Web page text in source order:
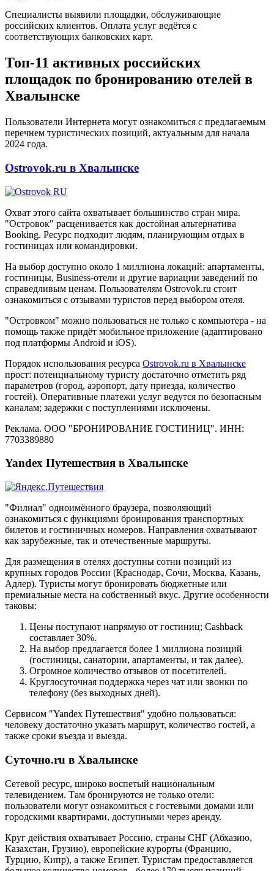
Специалисты выявили площадки, обслуживающие
российских клиентов. Оплата услуг ведётся с
соответствующих банковских карт.
Топ-11 активных российских
площадок по бронированию отелей в
Хвалынске
Пользователи Интернета могут ознакомиться с предлагаемым
перечнем туристических позиций, актуальным для начала
2024 года.
Ostrovok.ru в Хвалынске
Охват этого сайта охватывает большинство стран мира.
"Островок" расценивается как достойная альтернатива
Booking. Ресурс подходит людям, планирующим отдых в
гостиницах или командировки.
На выбор доступно около 1 миллиона локаций: апартаменты,
гостиницы, Business-отели и другие вариации заведений по
справедливым ценам. Пользователям Ostrovok.ru стоит
ознакомиться с отзывами туристов перед выбором отеля.
"Островком" можно пользоваться не только с компьютера - на
помощь также придёт мобильное приложение (адаптировано
под платформы Android и iOS).
Порядок использования ресурса Ostrovok.ru в Хвалынске
прост: потенциальному туристу достаточно отметить ряд
параметров (город, аэропорт, дату приезда, количество
гостей). Оперативные платежи услуг ведутся по безопасным
каналам; задержки с поступлениями исключены.
Реклама. ООО "БРОНИРОВАНИЕ ГОСТИНИЦ". ИНН:
7703389880
Yandex Путешествия в Хвалынске
"Филиал" одноимённого браузера, позволяющий
ознакомиться с функциями бронирования транспортных
билетов и гостиничных номеров. Направления охватывают
как зарубежные, так и отечественные маршруты.
Для размещения в отелях доступны сотни позиций из
крупных городов России (Краснодар, Сочи, Москва, Казань,
Адлер). Туристы могут бронировать бюджетные или
премиальные места на собственный вкус. Другие особенности
таковы:
Цены поступают напрямую от гостиниц; Cashback
составляет 30%.
На выбор предлагается более 1 миллиона позиций
(гостиницы, санатории, апартаменты, и так далее).
Огромное количество отзывов от посетителей.
Круглосуточная поддержка через чат или звонки по
телефону (без выходных дней).
Сервисом "Yandex Путешествия" удобно пользоваться:
человеку достаточно указать маршрут, количество гостей, а
также сроки въезда и выезда.
Суточно.ru в Хвалынске
Сетевой ресурс, широко воспетый национальным
телевидением. Там бронируются не только отели:
пользователи могут ознакомиться с гостевыми домами или
городскими квартирами, доступными через аренду.
Круг действия охватывает Россию, страны СНГ (Абхазию,
Казахстан, Грузию), европейские курорты (Францию,
Турцию, Кипр), а также Египет. Туристам предоставляется